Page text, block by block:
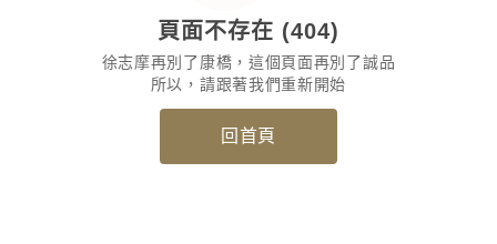
頁面不存在 (404)
徐志摩再別了康橋，這個頁面再別了誠品
所以，請跟著我們重新開始
回首頁